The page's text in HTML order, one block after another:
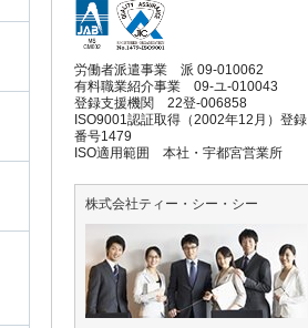
労働者派遣事業 派 09-010062
有料職業紹介事業 09-ユ-010043
登録支援機関 22登-006858
ISO9001認証取得（2002年12月）登録
番号1479
ISO適用範囲 本社・宇都宮営業所
株式会社ティー・シー・シー